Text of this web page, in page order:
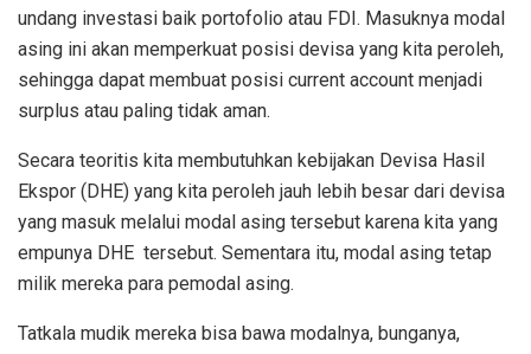
undang investasi baik portofolio atau FDI. Masuknya modal
asing ini akan memperkuat posisi devisa yang kita peroleh,
sehingga dapat membuat posisi current account menjadi
surplus atau paling tidak aman.
Secara teoritis kita membutuhkan kebijakan Devisa Hasil
Ekspor (DHE) yang kita peroleh jauh lebih besar dari devisa
yang masuk melalui modal asing tersebut karena kita yang
empunya DHE tersebut. Sementara itu, modal asing tetap
milik mereka para pemodal asing.
Tatkala mudik mereka bisa bawa modalnya, bunganya,